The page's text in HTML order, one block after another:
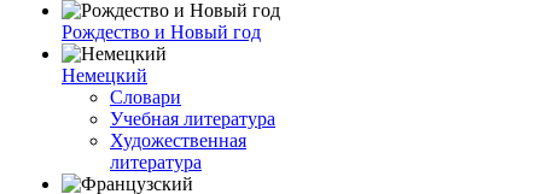
Рождество и Новый год
Немецкий
Словари
Учебная литература
Художественная
литература